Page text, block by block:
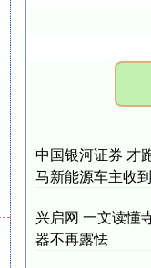
中国银河证券 才
马新能源车主收
兴启网 一文读懂
器不再露怯